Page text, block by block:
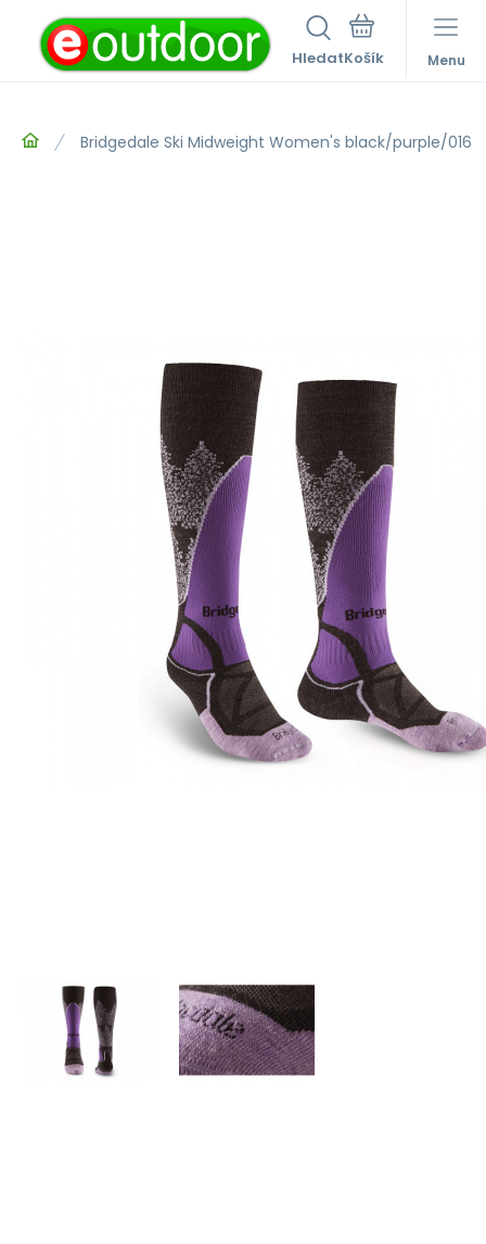
Hledat Menu
Bridgedale Ski Midweight Women's black/purple/016